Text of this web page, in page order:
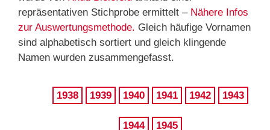
repräsentativen Stichprobe ermittelt – Nähere Infos
zur Auswertungsmethode. Gleich häufige Vornamen
sind alphabetisch sortiert und gleich klingende
Namen wurden zusammengefasst.
1938 1939 1940 1941 1942 1943
1944 1945